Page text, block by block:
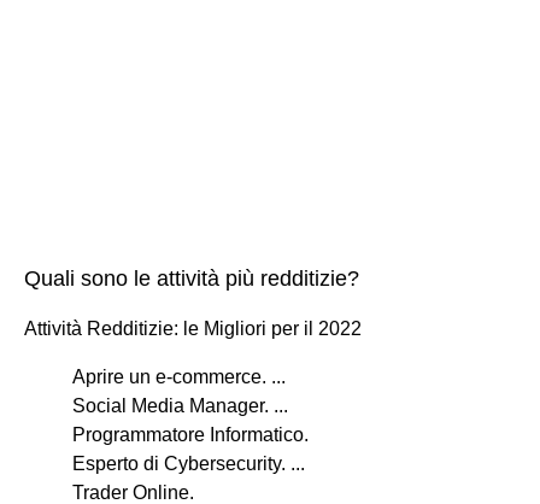
Quali sono le attività più redditizie?
Attività Redditizie: le Migliori per il 2022
Aprire un e-commerce. ...
Social Media Manager. ...
Programmatore Informatico.
Esperto di Cybersecurity. ...
Trader Online.